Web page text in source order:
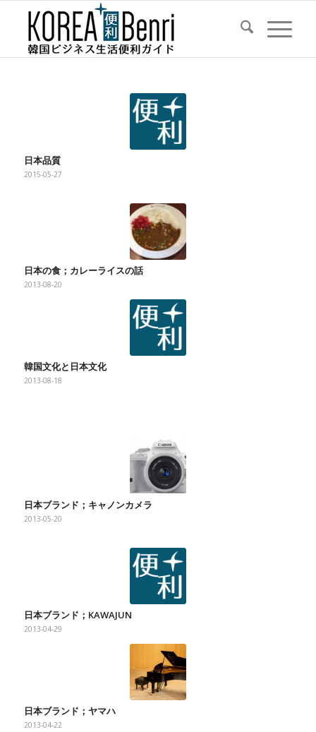
日本品質
2015-05-27
日本の食；カレーライスの話
2013-08-20
韓国文化と日本文化
2013-08-18
日本ブランド；キャノンカメラ
2013-05-20
日本ブランド；KAWAJUN
2013-04-29
日本ブランド；ヤマハ
2013-04-22